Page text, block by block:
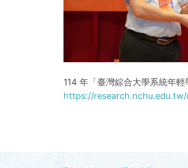
114 年「臺灣綜合大學系統年
https://